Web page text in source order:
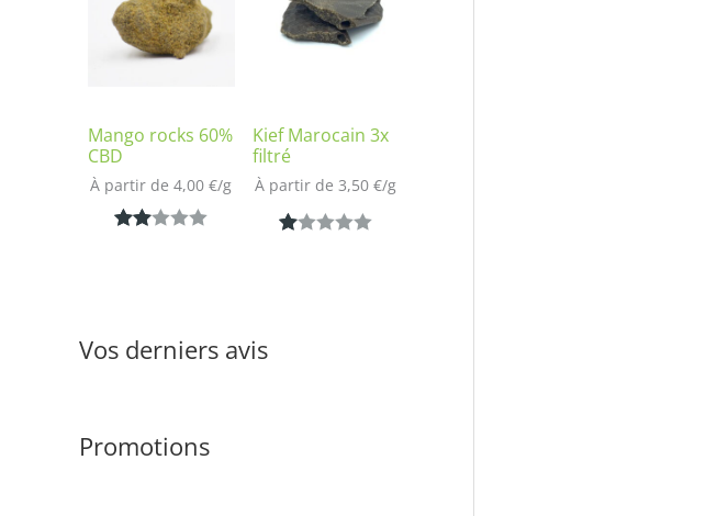
notation
client
sur
notatio
Mango rocks 60%
CBD
À partir de 4,00€/g
bas
Kief Marocain 3x
filtré
À partir de 3,50 €/g
Vos derniers avis
Promotions